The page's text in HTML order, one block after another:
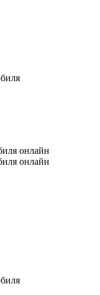
онлайн
онлайн